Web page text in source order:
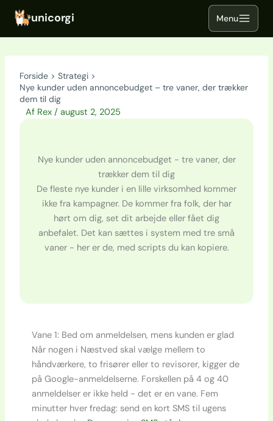
indholdet
Forside
Strategi
Nye kunder uden annoncebudget – tre vaner, der trækker
dem til dig
Af Rex / august 2, 2025
Nye kunder uden annoncebudget - tre vaner, der
trækker dem til dig
De fleste nye kunder i en lille virksomhed kommer
ikke fra kampagner. De kommer fra folk, der har
hørt om dig, set dit arbejde eller fået dig
anbefalet. Det kan sættes i system med tre små
vaner - her er de, med scripts du kan kopiere.
Vane 1: Bed om anmeldelsen, mens kunden er glad
Når nogen i Næstved skal vælge mellem to
håndværkere, to frisører eller to revisorer, kigger de
på Google-anmeldelserne. Forskellen på 4 og 40
anmeldelser er ikke held - det er en vane. Fem
minutter hver fredag: send en kort SMS til ugens